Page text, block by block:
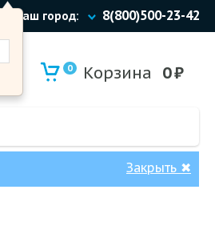
Ваш город: 8(800)500-23-42
0 Корзина 0₽
Закрыть ✖